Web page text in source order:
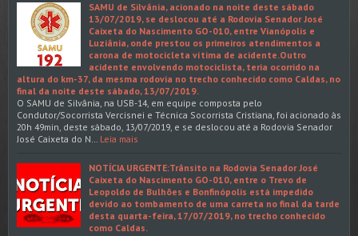
SAMU de Silvânia, acionado na noite deste sábado
13/07/2019, se deslocou até a Rodovia Senador José
Caixeta do Nascimento GO-010, entre Vianópolis e
Luziânia, onde prestou os primeiros atendimentos a
carona de motocicleta vítima de acidente.Outro
acidente envolvendo motociclista, teria ocorrido na
altura do km-37, da mesma rodovia no trecho conhecido como Caldas, no
final da noite deste sábado, 13/07/2019.
O SAMU de Silvânia, na USB-14, em equipe composta pelo
Condutor/Socorrista Vercisnei e Técnica Socorrista Cristiana, foi acionado às
20h 49min, deste sábado, 13/07/2019, e se deslocou até a Rodovia Senador
José Caixeta do N… Leia mais
NOTÍCIA URGENTE:Trânsito na Rodovia Senador José
Caixeta do Nascimento GO-010, entre o Trevo de
Leopoldo de Bulhões e Bonfinópolis está impedido
devido ao tombamento de uma carreta no final da tarde
desta quarta-feira, 17/07/2019, no trecho conhecido
como Caldas.